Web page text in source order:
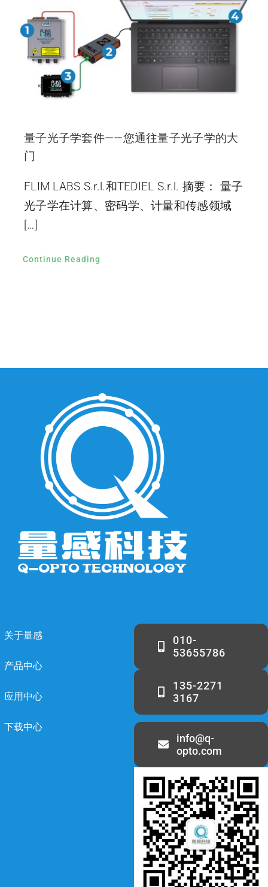
量子光子学套件——您通往量子光子学的大
门
FLIM LABS S.r.l.和TEDIEL S.r.l. 摘要： 量子
光子学在计算、密码学、计量和传感领域
[…]
Continue Reading
关于量感
产品中心
应用中心
下载中心
010-
53655786
135-2271
3167
info@q-
opto.com